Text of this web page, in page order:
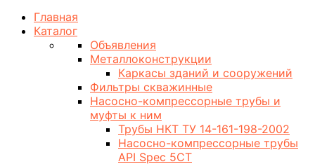
Главная
Каталог
Объявления
Металлоконструкции
Каркасы зданий и сооружений
Фильтры скважинные
Насосно-компрессорные трубы и
муфты к ним
Трубы НКТ ТУ 14-161-198-2002
Насосно-компрессорные трубы
API Spec 5CT